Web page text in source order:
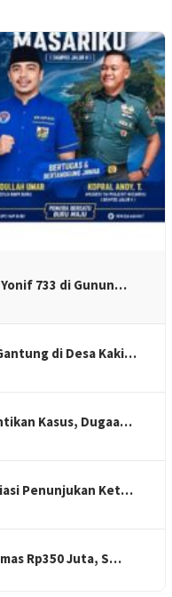
Yonif 733 di Gunun…
di Desa Kaki…
Kasus, Dugaa…
Penunjukan Ket…
Rp350 Juta, S…